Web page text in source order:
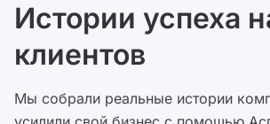
Истории успеха
клиентов
Мы собрали реальные истории